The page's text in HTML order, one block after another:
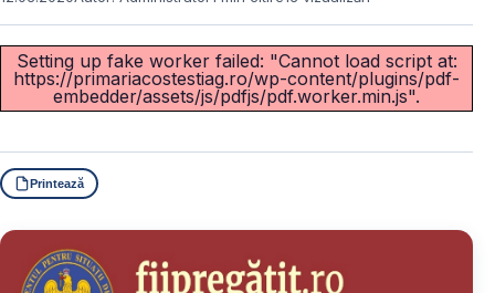
Setting up fake worker failed: "Cannot load script at:
https://primariacostestiag.ro/wp-content/plugins/pdf-
embedder/assets/js/pdfjs/pdf.worker.min.js".
Printează